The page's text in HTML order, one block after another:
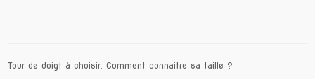
Tour de doigt à choisir.Comment connaitre sa taille ?